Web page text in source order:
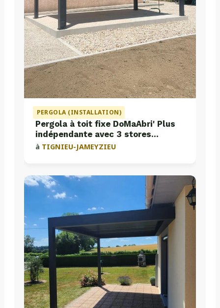
PERGOLA (INSTALLATION)
Pergola à toit fixe DoMaAbri' Plus
indépendante avec 3 stores
intégrés
à TIGNIEU-JAMEYZIEU